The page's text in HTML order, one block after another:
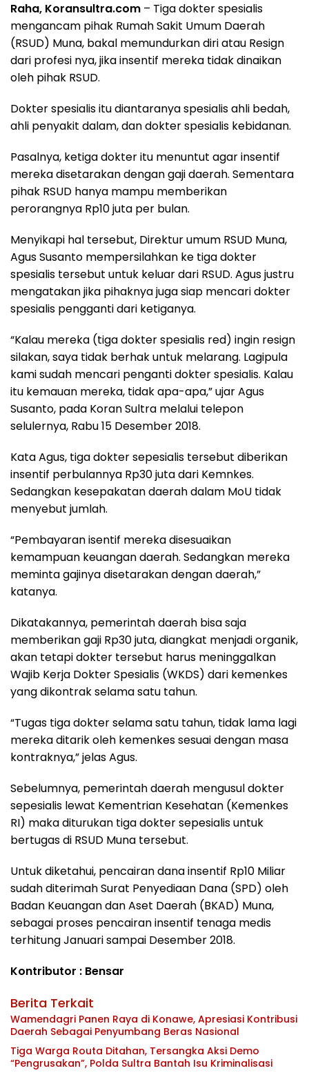
Raha, Koransultra.com – Tiga dokter spesialis
mengancam pihak Rumah Sakit Umum Daerah
(RSUD) Muna, bakal memundurkan diri atau Resign
dari profesi nya, jika insentif mereka tidak dinaikan
oleh pihak RSUD.
Dokter spesialis itu diantaranya spesialis ahli bedah,
ahli penyakit dalam, dan dokter spesialis kebidanan.
Pasalnya, ketiga dokter itu menuntut agar insentif
mereka disetarakan dengan gaji daerah. Sementara
pihak RSUD hanya mampu memberikan
perorangnya Rp10 juta per bulan.
Menyikapi hal tersebut, Direktur umum RSUD Muna,
Agus Susanto mempersilahkan ke tiga dokter
spesialis tersebut untuk keluar dari RSUD. Agus justru
mengatakan jika pihaknya juga siap mencari dokter
spesialis pengganti dari ketiganya.
“Kalau mereka (tiga dokter spesialis red) ingin resign
silakan, saya tidak berhak untuk melarang. Lagipula
kami sudah mencari penganti dokter spesialis. Kalau
itu kemauan mereka, tidak apa-apa,” ujar Agus
Susanto, pada Koran Sultra melalui telepon
selulernya, Rabu 15 Desember 2018.
Kata Agus, tiga dokter sepesialis tersebut diberikan
insentif perbulannya Rp30 juta dari Kemnkes.
Sedangkan kesepakatan daerah dalam MoU tidak
menyebut jumlah.
“Pembayaran isentif mereka disesuaikan
kemampuan keuangan daerah. Sedangkan mereka
meminta gajinya disetarakan dengan daerah,”
katanya.
Dikatakannya, pemerintah daerah bisa saja
memberikan gaji Rp30 juta, diangkat menjadi organik,
akan tetapi dokter tersebut harus meninggalkan
Wajib Kerja Dokter Spesialis (WKDS) dari kemenkes
yang dikontrak selama satu tahun.
“Tugas tiga dokter selama satu tahun, tidak lama lagi
mereka ditarik oleh kemenkes sesuai dengan masa
kontraknya,” jelas Agus.
Sebelumnya, pemerintah daerah mengusul dokter
sepesialis lewat Kementrian Kesehatan (Kemenkes
RI) maka diturukan tiga dokter sepesialis untuk
bertugas di RSUD Muna tersebut.
Untuk diketahui, pencairan dana insentif Rp10 Miliar
sudah diterimah Surat Penyediaan Dana (SPD) oleh
Badan Keuangan dan Aset Daerah (BKAD) Muna,
sebagai proses pencairan insentif tenaga medis
terhitung Januari sampai Desember 2018.
Kontributor : Bensar
Berita Terkait
Wamendagri Panen Raya di Konawe, Apresiasi Kontribusi
Daerah Sebagai Penyumbang Beras Nasional
Tiga Warga Routa Ditahan, Tersangka Aksi Demo
“Pengrusakan”, Polda Sultra Bantah Isu Kriminalisasi